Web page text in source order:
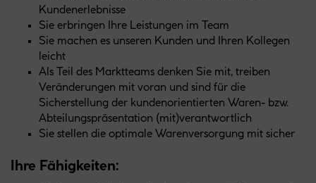
Kundenerlebnisse
Sie erbringen Ihre Leistungen im Team
Sie machen es unseren Kunden und Ihren Kollegen
leicht
Als Teil des Marktteams denken Sie mit, treiben
Veränderungen mit voran und sind für die
Sicherstellung der kundenorientierten Waren- bzw.
Abteilungspräsentation (mit)verantwortlich
Sie stellen die optimale Warenversorgung mit sicher
Ihre Fähigkeiten: